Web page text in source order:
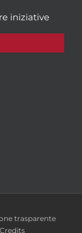
iniziative
trasparente
Credits